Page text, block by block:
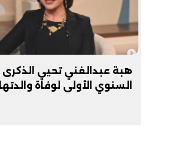
هبة عبدالغني تحيي الذكرى
السنوي الأولى لوفاة والدتها